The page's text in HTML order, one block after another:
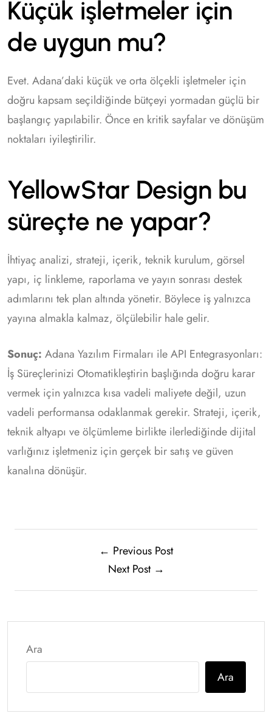
Küçük işletmeler için
de uygun mu?
Evet. Adana’daki küçük ve orta ölçekli işletmeler için
doğru kapsam seçildiğinde bütçeyi yormadan güçlü bir
başlangıç yapılabilir. Önce en kritik sayfalar ve dönüşüm
noktaları iyileştirilir.
YellowStar Design bu
süreçte ne yapar?
İhtiyaç analizi, strateji, içerik, teknik kurulum, görsel
yapı, iç linkleme, raporlama ve yayın sonrası destek
adımlarını tek plan altında yönetir. Böylece iş yalnızca
yayına almakla kalmaz, ölçülebilir hale gelir.
Sonuç: Adana Yazılım Firmaları ile API Entegrasyonları:
İş Süreçlerinizi Otomatikleştirin başlığında doğru karar
vermek için yalnızca kısa vadeli maliyete değil, uzun
vadeli performansa odaklanmak gerekir. Strateji, içerik,
teknik altyapı ve ölçümleme birlikte ilerlediğinde dijital
varlığınız işletmeniz için gerçek bir satış ve güven
kanalına dönüşür.
← Previous Post
Next Post →
Ara
Ara